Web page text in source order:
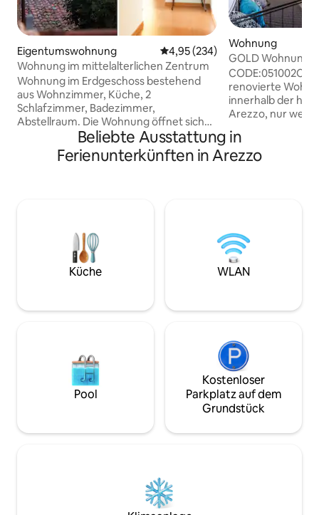
Eigentumswohnung Durchschnittliche Bewertung:
4,95 (234)
Wohnung im mittelalterlichen Zentrum
Wohnung im Erdgeschoss bestehend
aus Wohnzimmer, Küche, 2
Schlafzimmer, Badezimmer,
Abstellraum. Die Wohnung öffnet sich
auf einem schönen kleinen Platz voller
Bäume und Türme. Es ist 200 Meter von
Piero della Francesca Fresken und
Monat ist die Piazza Grande auch das
Theater der Fiera Antiquaria,eine
berühmte Ausstellung, wo Sie alle Arten
von alten Dingen, von Möbeln bis
aus erreichen Sie auch das Haus von
mittelalterliche Museum. Zahlreiche
kleine Läden mit antiken Dingen gibt es
vom Bahnhof und Busbahnhof entfernt,
ebenfalls in der Nähe des Hauses. Da
12.00 Uhr bis 16.00Uhr erlaubt. Daneben
gibt es in 5-10 Gehminuten mehrere
Wohnung
GOLD Wohnung
Zentrum Sweet
renovierte
innerhalb der
Arezzo, nur
den wichtigsten
wie Museen,
vollständig
können Sie viele
in denen Sie
typischen
Beliebte Ausstattung in
Ferienunterkünften in Arezzo
Küche WLAN
Pool
Kostenloser
Parkplatz auf dem
Grundstück